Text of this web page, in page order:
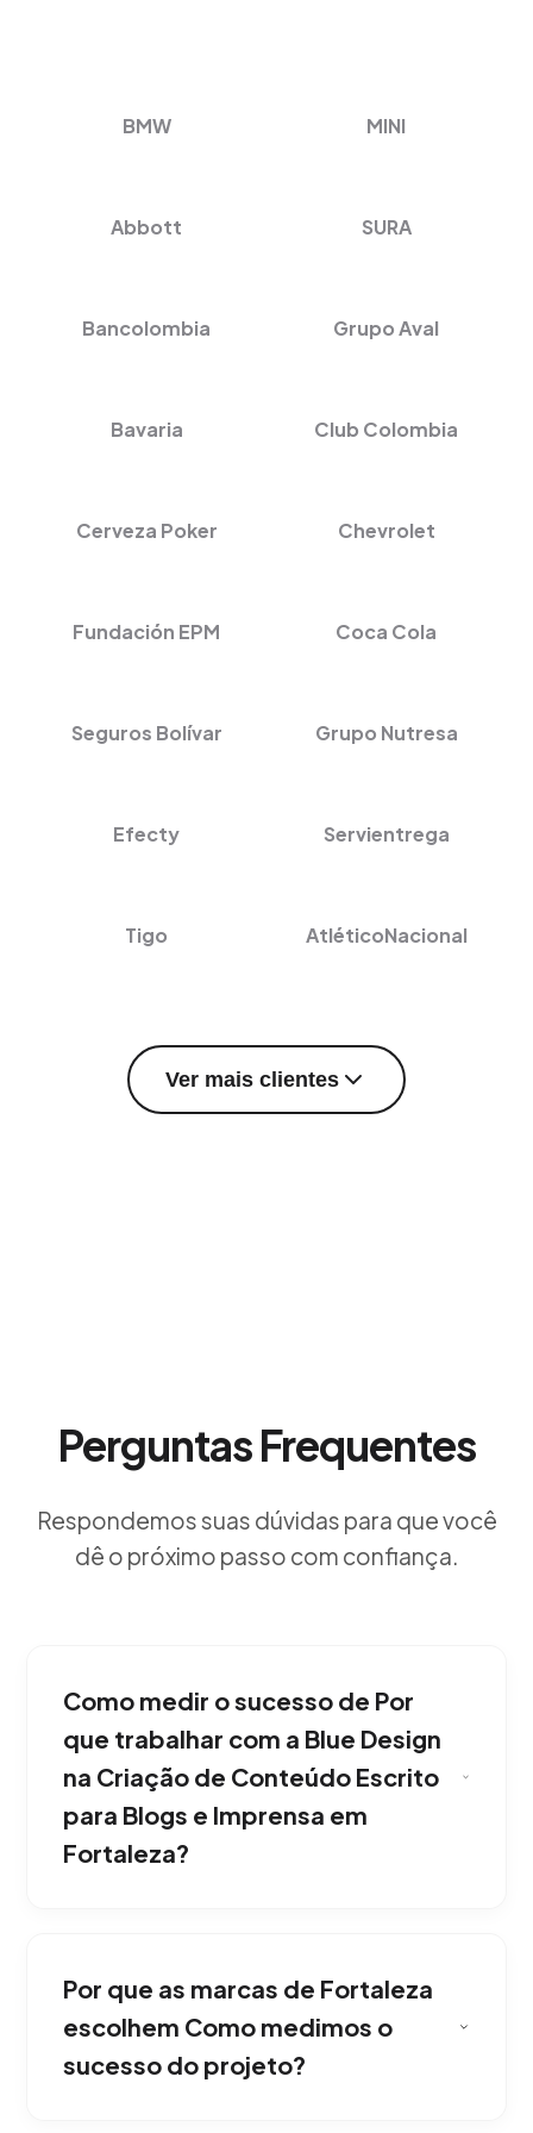
BMW MINI
Abbott SURA
Bancolombia Grupo Aval
Bavaria Club Colombia
Cerveza Poker Chevrolet
Fundación EPM Coca Cola
Seguros Bolívar Grupo Nutresa
Efecty Servientrega
Tigo AtléticoNacional
Ver mais clientes
Perguntas Frequentes
Respondemos suas dúvidas para que você
dê o próximo passo com confiança.
Como medir o sucesso de Por
que trabalhar com a Blue Design
na Criação de Conteúdo Escrito
para Blogs e Imprensa em
Fortaleza?
processos de agência interlocal y nacional
com atenção personalizada e execução
brutalista. Construindo autoridade de marca
no mercado de Fortaleza.
Por que as marcas de Fortaleza
escolhem Como medimos o
sucesso do projeto?